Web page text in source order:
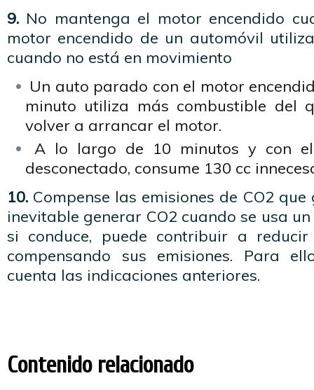
9. No mantenga el motor encendido
motor encendido de un automóvil
cuando no está en movimiento
Un auto parado con el motor
minuto utiliza más combustible del
volver a arrancar el motor.
A lo largo de 10 minutos y con el
desconectado, consume 130 cc
10. Compense las emisiones de CO2 que
inevitable generar CO2 cuando se usa
si conduce, puede contribuir a
compensando sus emisiones. Para
cuenta las indicaciones anteriores.
Contenido relacionado